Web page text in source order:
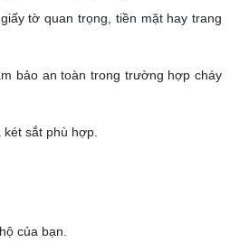
tờ quan trọng, tiền mặt hay trang
bảo an toàn trong trường hợp cháy
sắt phù hợp.
của bạn.